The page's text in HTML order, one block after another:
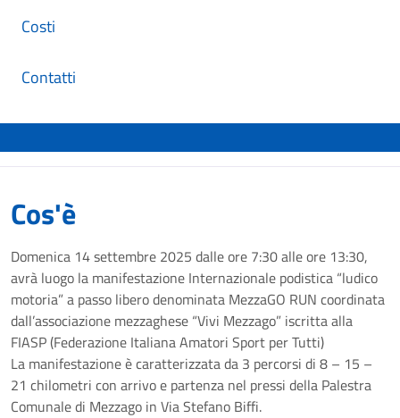
Costi
Contatti
Cos'è
Domenica 14 settembre 2025 dalle ore 7:30 alle ore 13:30,
avrà luogo la manifestazione Internazionale podistica “ludico
motoria” a passo libero denominata MezzaGO RUN coordinata
dall’associazione mezzaghese “Vivi Mezzago” iscritta alla
FIASP (Federazione Italiana Amatori Sport per Tutti)
La manifestazione è caratterizzata da 3 percorsi di 8 – 15 –
21 chilometri con arrivo e partenza nel pressi della Palestra
Comunale di Mezzago in Via Stefano Biffi.